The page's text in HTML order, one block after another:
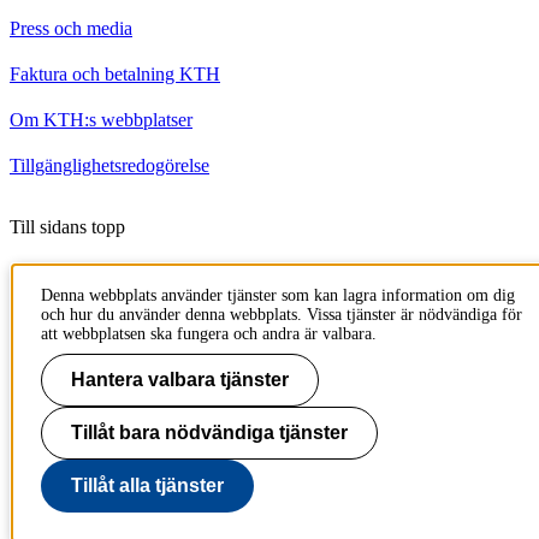
Press och media
Faktura och betalning KTH
Om KTH:s webbplatser
Tillgänglighetsredogörelse
Till sidans topp
Denna webbplats använder tjänster som kan lagra information om dig
och hur du använder denna webbplats. Vissa tjänster är nödvändiga för
att webbplatsen ska fungera och andra är valbara.
Hantera valbara tjänster
Tillåt bara nödvändiga tjänster
Tillåt alla tjänster